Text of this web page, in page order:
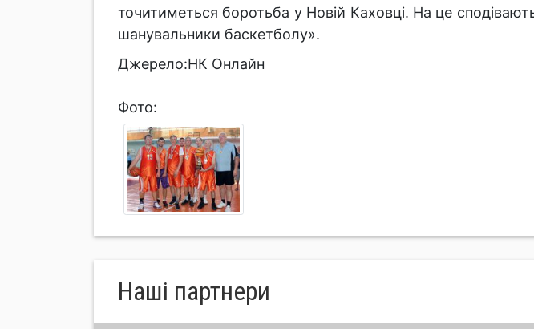
точитиметься боротьба у Новій Каховці. На це
шанувальники баскетболу».
Джерело:НК Онлайн
Фото:
Нашi партнери